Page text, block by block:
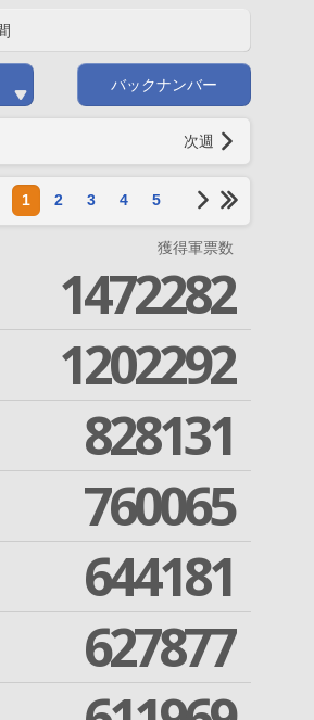
バックナンバー
次週
1 2 3 4 5
獲得軍票数
1472282
1202292
828131
760065
644181
627877